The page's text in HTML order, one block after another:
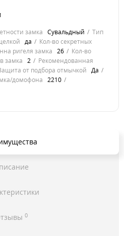
замка Сувальдный
Тип
да
Кол-во секретных
ригеля замка 26
Кол-во
замка 2
Рекомендованная
от подбора отмычкой Да
домофона 2210
0